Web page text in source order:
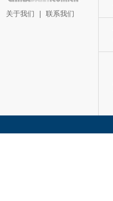
关于我们 联系我们